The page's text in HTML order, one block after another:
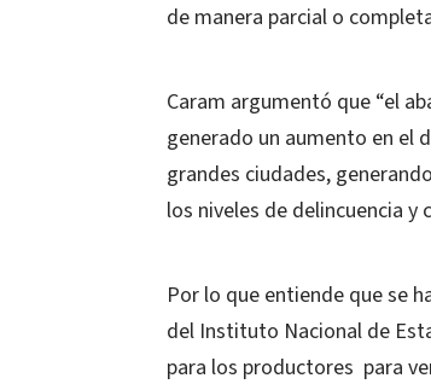
de manera parcial o
Caram argumentó que “el
generado un aumento en el
grandes ciudades,
los niveles de delincuencia y
Por lo que entiende que se
del Instituto Nacional de
para los productores para